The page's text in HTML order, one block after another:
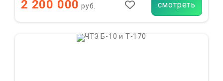
2 200 000 руб. смотреть